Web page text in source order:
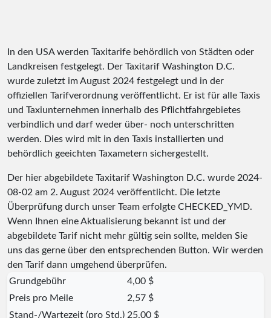
In den USA werden Taxitarife behördlich von Städten oder
Landkreisen festgelegt. Der Taxitarif Washington D.C.
wurde zuletzt im August 2024 festgelegt und in der
offiziellen Tarifverordnung veröffentlicht. Er ist für alle Taxis
und Taxiunternehmen innerhalb des Pflichtfahrgebietes
verbindlich und darf weder über- noch unterschritten
werden. Dies wird mit in den Taxis installierten und
behördlich geeichten Taxametern sichergestellt.
Der hier abgebildete Taxitarif Washington D.C. wurde 2024-
08-02 am 2. August 2024 veröffentlicht. Die letzte
Überprüfung durch unser Team erfolgte CHECKED_YMD.
Wenn Ihnen eine Aktualisierung bekannt ist und der
abgebildete Tarif nicht mehr gültig sein sollte, melden Sie
uns das gerne über den entsprechenden Button. Wir werden
den Tarif dann umgehend überprüfen.
Grundgebühr
4,00 $
Preis pro Meile
2,57 $
Stand-/Wartezeit (pro Std.) 25,00 $